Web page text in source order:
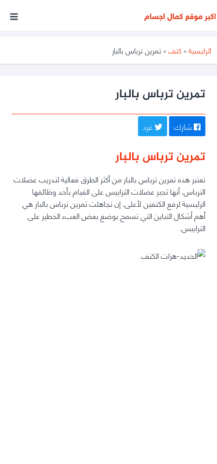
موقع
متخصص
فى
كمال
الأجسام
الرئيسية» كتف»تمرين ترباس بالبار
تمرين ترباس بالبار
شارك غرد
تمرين ترباس بالبار
تعتبر هذه تمرين ترباس بالبار من أكثر الطرق فعالية لتدريب عضلات
الترباس. أنها تجبر عضلات الترابيس على القيام بأحد وظائفها
الرئيسية لرفع الكتفين لأعلى. إن تجاهلت تمرين ترباس بالبار هي
أهم أشكال التباين التي تسمح بوضع بعض العبء الخطير على
الترابيس.